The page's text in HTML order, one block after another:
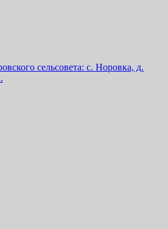
сельсовета: с. Норовка, д.